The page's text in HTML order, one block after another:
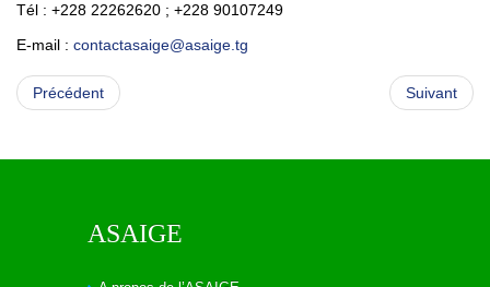
Tél : +228 22262620 ; +228 90107249
E-mail : contactasaige@asaige.tg
Précédent Suivant
ASAIGE